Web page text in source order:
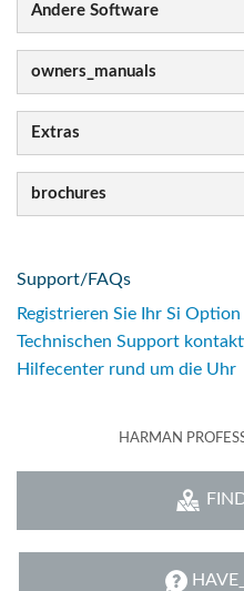
Andere Software
owners_manuals
Extras
brochures
Support/FAQs
Registrieren Sie Ihr Si
Technischen Support
Hilfecenter rund um die Uhr
HARMAN